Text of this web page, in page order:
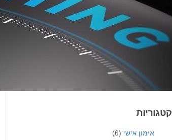
קטגוריות
אימון אישי (6)